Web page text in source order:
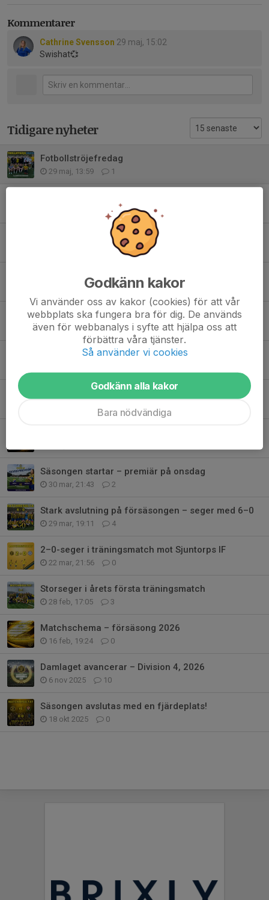
Kommentarer
Cathrine Svensson 29 maj, 15:02
Swishat💞
Tidigare nyheter
Fotbollströjefredag
29 maj, 13:59 1
2
Hemmamatch mot Hönö IS på söndag
0
Bortamatch mot GFF väntar på söndag
15 maj, 17:26 1
Hemmamatch mot Ösets BK på söndag
8 maj, 11:37 0
Lerums IS gästar Jonsereds IP
Säsongen startar – premiär på onsdag
30 mar, 21:43 2
Stark avslutning på försäsongen – seger med 6–0
29 mar, 19:11 4
2–0-seger i träningsmatch mot Sjuntorps IF
22 mar, 21:56 0
Storseger i årets första träningsmatch
28 feb, 17:05 3
Matchschema – försäsong 2026
16 feb, 19:24 0
Damlaget avancerar – Division 4, 2026
6 nov 2025 10
Säsongen avslutas med en fjärdeplats!
18 okt 2025 0
Godkänn kakor
Vi använder oss av kakor (cookies) för att vår
webbplats ska fungera bra för dig. De används
även för webbanalys i syfte att hjälpa oss att
förbättra våra tjänster.
Så använder vi cookies
Godkänn alla kakor
Bara nödvändiga